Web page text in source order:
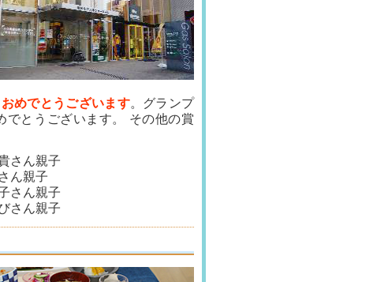
めでとうございます。グランプ
でとうございます。 その他の賞
さん親子
ん親子
さん親子
さん親子